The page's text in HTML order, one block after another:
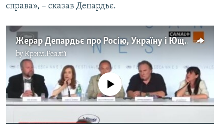
справа», – сказав Депардьє.
Жерар Депардьє про Росію, Україну і Ющенка (по-французьки)
byКрим.Реалії
No media source currently available